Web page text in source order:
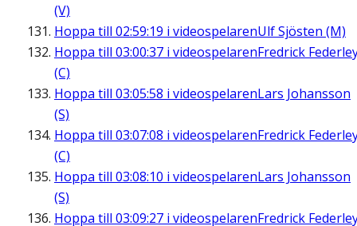
(V)
Hoppa till 02:59:19 i videospelarenUlf Sjösten (M)
Hoppa till 03:00:37 i videospelarenFredrick
(C)
Hoppa till 03:05:58 i videospelarenLars Johansson
(S)
Hoppa till 03:07:08 i videospelarenFredrick
(C)
Hoppa till 03:08:10 i videospelarenLars Johansson
(S)
Hoppa till 03:09:27 i videospelarenFredrick